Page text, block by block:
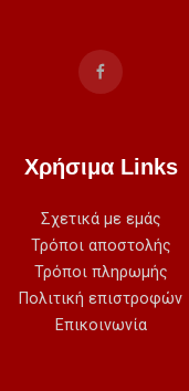
Χρήσιμα Links
Σχετικά με εμάς
Τρόποι αποστολής
Τρόποι πληρωμής
Πολιτική επιστροφών
Επικοινωνία